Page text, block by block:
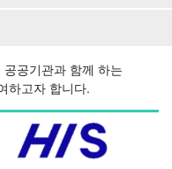
공기관과 함께 하는
하고자 합니다.